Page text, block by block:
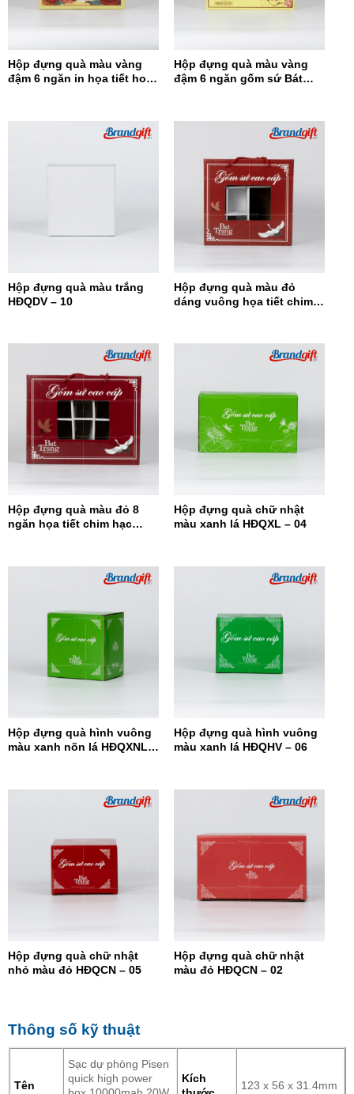
Hộp đựng quà màu vàng
đậm 6 ngăn in họa tiết hoa
Hộp đựng quà màu vàng
đậm 6 ngăn gốm sứ Bát
Hộp đựng quà màu trắng
HĐQDV – 10
Hộp đựng quà màu đỏ
dáng vuông họa tiết chim
Hộp đựng quà màu đỏ 8
ngăn họa tiết chim hạc
Hộp đựng quà chữ nhật
màu xanh lá HĐQXL – 04
Hộp đựng quà hình vuông
màu xanh nõn lá HĐQXNL –
Hộp đựng quà hình vuông
màu xanh lá HĐQHV – 06
Hộp đựng quà chữ nhật
nhỏ màu đỏ HĐQCN – 05
Hộp đựng quà chữ nhật
màu đỏ HĐQCN – 02
Thông số kỹ thuật
Tên
Sạc dự phòng Pisen
quick high power
Kích
123 x 56 x 31.4mm